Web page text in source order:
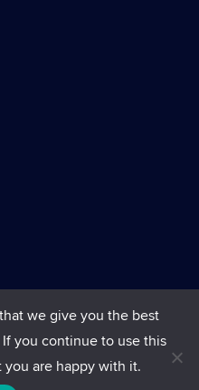
we give you the best
you continue to use this
are happy with it.